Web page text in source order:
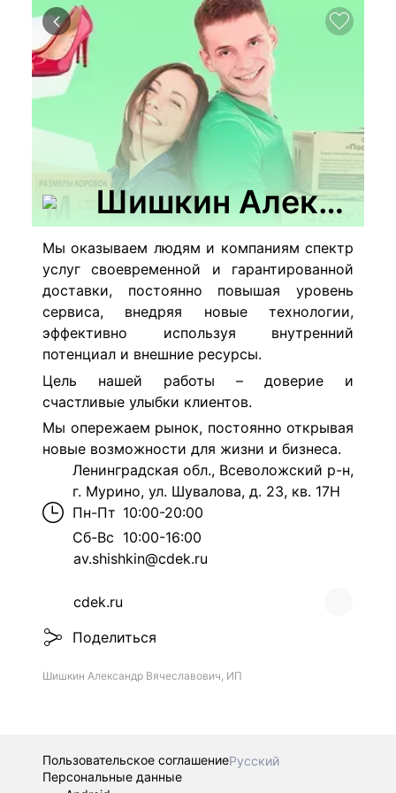
Шишкин
Мы оказываем людям и компаниям спектр
услуг своевременной и гарантированной
доставки, постоянно повышая уровень
сервиса, внедряя новые технологии,
эффективно используя внутренний
потенциал и внешние ресурсы.
Цель нашей работы – доверие и
счастливые улыбки клиентов.
Мы опережаем рынок, постоянно открывая
новые возможности для жизни и бизнеса.
Ленинградская обл., Всеволожский р-н,
г. Мурино, ул. Шувалова, д. 23, кв. 17Н
Пн-Пт 10:00-20:00
Сб-Вс 10:00-16:00
av.shishkin@cdek.ru
cdek.ru
Поделиться
Шишкин Александр Вячеславович, ИП
Пользовательское соглашениеРусский
Персональные данные